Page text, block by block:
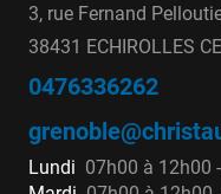
3, rue Fernand
38431 ECHIROLLES
0476336262
Lundi 07h00 à 12h00